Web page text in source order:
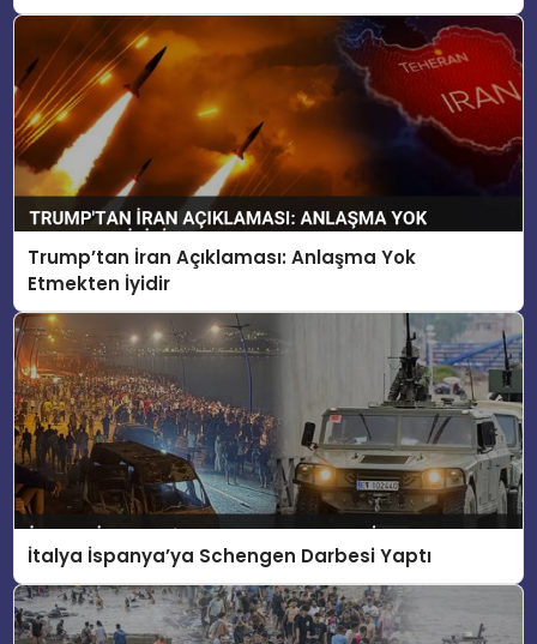
Trump’tan İran Açıklaması: Anlaşma Yok
Etmekten İyidir
İtalya İspanya’ya Schengen Darbesi Yaptı